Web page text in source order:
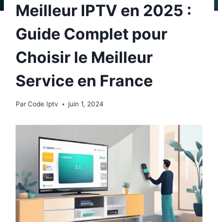
Meilleur IPTV en 2025 :
Guide Complet pour
Choisir le Meilleur
Service en France
ParCode Iptv juin 1, 2024